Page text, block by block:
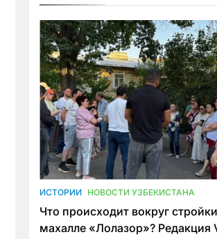
ИСТОРИИ НОВОСТИ УЗБЕКИСТАНА
Что происходит вокруг
махалле «Лолазор»? Редакция